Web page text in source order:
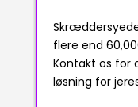
flere end
Kontakt os for
løsning for